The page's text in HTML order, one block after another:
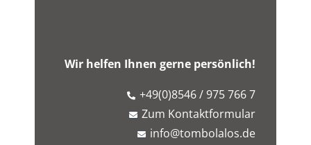
Wir helfen Ihnen gerne persönlich!
+49(0)8546 / 975 766 7
Zum Kontaktformular
info@tombolalos.de